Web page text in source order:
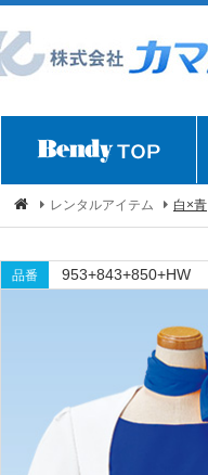
レンタルアイテム 白×青
品番 953+843+850+HW